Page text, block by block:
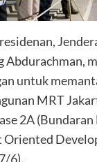
Abdurachman,
untuk
MRT
2A
Oriented
6).